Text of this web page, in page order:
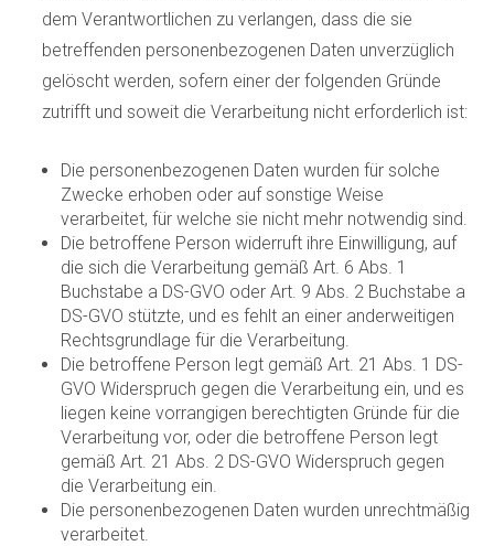
dem Verantwortlichen zu verlangen, dass die sie
betreffenden personenbezogenen Daten unverzüglich
gelöscht werden, sofern einer der folgenden Gründe
zutrifft und soweit die Verarbeitung nicht erforderlich ist:
Die personenbezogenen Daten wurden für solche
Zwecke erhoben oder auf sonstige Weise
verarbeitet, für welche sie nicht mehr notwendig sind.
Die betroffene Person widerruft ihre Einwilligung, auf
die sich die Verarbeitung gemäß Art. 6 Abs. 1
Buchstabe a DS-GVO oder Art. 9 Abs. 2 Buchstabe a
DS-GVO stützte, und es fehlt an einer anderweitigen
Rechtsgrundlage für die Verarbeitung.
Die betroffene Person legt gemäß Art. 21 Abs. 1 DS-
GVO Widerspruch gegen die Verarbeitung ein, und es
liegen keine vorrangigen berechtigten Gründe für die
Verarbeitung vor, oder die betroffene Person legt
gemäß Art. 21 Abs. 2 DS-GVO Widerspruch gegen
die Verarbeitung ein.
Die personenbezogenen Daten wurden unrechtmäßig
verarbeitet.